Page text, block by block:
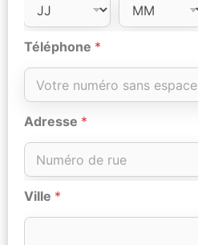
Téléphone *
Adresse *
Ville *